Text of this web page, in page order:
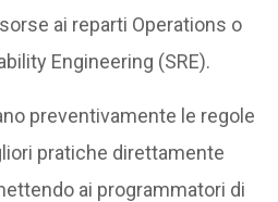
ai reparti Operations o
Engineering (SRE).
preventivamente le regole
pratiche direttamente
ai programmatori di